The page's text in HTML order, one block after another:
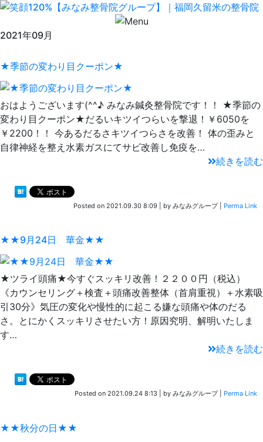
2021年09月
★季節の変わり目クーポン★
おはようございます(^^♪ みなみ鍼灸整骨院です！！ ★季節の
変わり目クーポン★だるいキツイつらいを撃退！￥6050を
￥2200！！ 今あるだるさキツイつらさを改善！ 体の歪みと
自律神経を整え水素ガスにてサビ改善し免疫を…
続きを読む
Posted on 2021.09.30 8:09 by みなみグループ| Perma Link
★★9月24日 華金★★
★ツライ頭痛★今すぐスッキリ改善！２２００円（税込）
《カウンセリング＋検査＋頭痛改善整体（首肩重視）＋水素吸
引30分》気圧の変化や慢性的に起こる嫌な頭痛や体のだる
さ。とにかくスッキリさせたい方！原因究明、解明いたしま
す…
続きを読む
Posted on 2021.09.24 8:13 by みなみグループ| Perma Link
★★秋分の日★★